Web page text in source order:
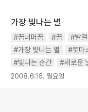
가장 빛나는 별
#꿈너머꿈 #꿈 #발
#가장 빛나는 별
#토마
#빛나는 순간
#새로운
2008.6.16. 월요일